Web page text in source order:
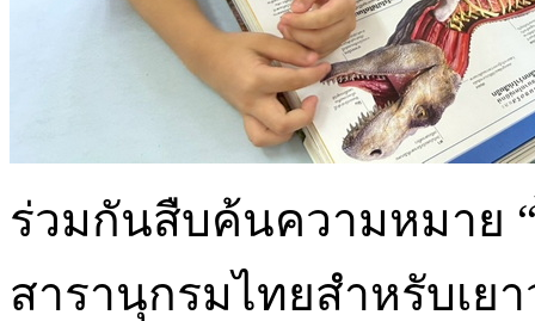
ร่วมกันสืบค้นความหมาย
สารานุกรมไทยสำหรับเย